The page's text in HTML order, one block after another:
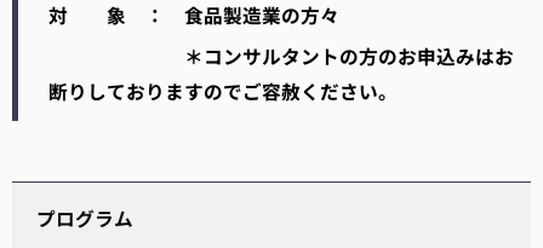
対 象 ： 食品製造業の方々
＊コンサルタントの方のお申込みはお
断りしておりますのでご容赦ください。
プログラム